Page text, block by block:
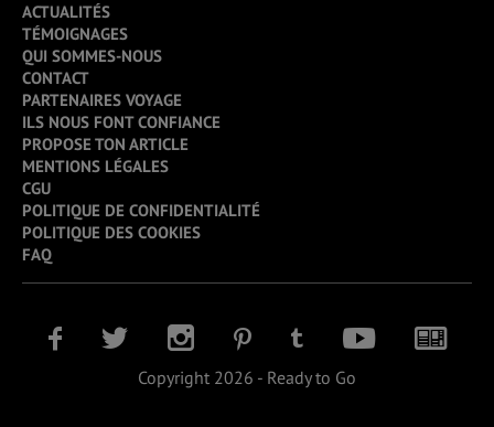
ACTUALITÉS
TÉMOIGNAGES
QUI SOMMES-NOUS
CONTACT
PARTENAIRES VOYAGE
ILS NOUS FONT CONFIANCE
PROPOSE TON ARTICLE
MENTIONS LÉGALES
CGU
POLITIQUE DE CONFIDENTIALITÉ
POLITIQUE DES COOKIES
FAQ
Copyright 2026 - Ready to Go